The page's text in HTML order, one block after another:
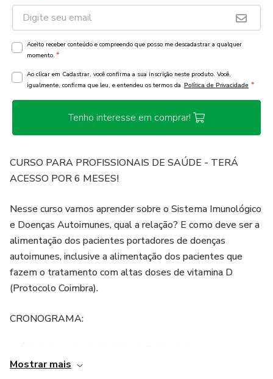
Aceito receber conteúdo e compreendo que posso me descadastrar a qualquer
momento. *
Ao clicar em Cadastrar, você confirma a sua inscrição neste produto. Você,
igualmente, confirma que leu, e entendeu os termos da Política de Privacidade *
Tenho interesse em comprar!
CURSO PARA PROFISSIONAIS DE SAÚDE - TERÁ
ACESSO POR 6 MESES!
Nesse curso vamos aprender sobre o Sistema Imunológico
e Doenças Autoimunes, qual a relação? E como deve ser a
alimentação dos pacientes portadores de doenças
autoimunes, inclusive a alimentação dos pacientes que
fazem o tratamento com altas doses de vitamina D
(Protocolo Coimbra).
CRONOGRAMA:
AUTOIMUNES.
Mostrar mais